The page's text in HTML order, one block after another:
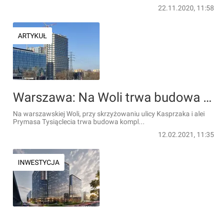
22.11.2020, 11:58
ARTYKUŁ
Warszawa: Na Woli trwa budowa kompleksu wieżowców Bliska Wola Tower [ZDJĘCIA]
Na warszawskiej Woli, przy skrzyżowaniu ulicy Kasprzaka i alei
Prymasa Tysiąclecia trwa budowa kompl...
12.02.2021, 11:35
INWESTYCJA